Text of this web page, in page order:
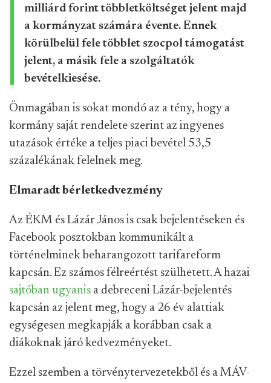
milliárd forint többletköltséget jelent majd
a kormányzat számára évente. Ennek
körülbelül fele többlet szocpol támogatást
jelent, a másik fele a szolgáltatók
bevételkiesése.
Önmagában is sokat mondó az a tény, hogy a
kormány saját rendelete szerint az ingyenes
utazások értéke a teljes piaci bevétel 53,5
százalékának felelnek meg.
Elmaradt bérletkedvezmény
Az ÉKM és Lázár János is csak bejelentéseken és
Facebook posztokban kommunikált a
történelminek beharangozott tarifareform
kapcsán. Ez számos félreértést szülhetett. A hazai
sajtóban ugyanis a debreceni Lázár-bejelentés
kapcsán az jelent meg, hogy a 26 év alattiak
egységesen megkapják a korábban csak a
diákoknak járó kedvezményeket.
Ezzel szemben a törvénytervezetekből és a MÁV-